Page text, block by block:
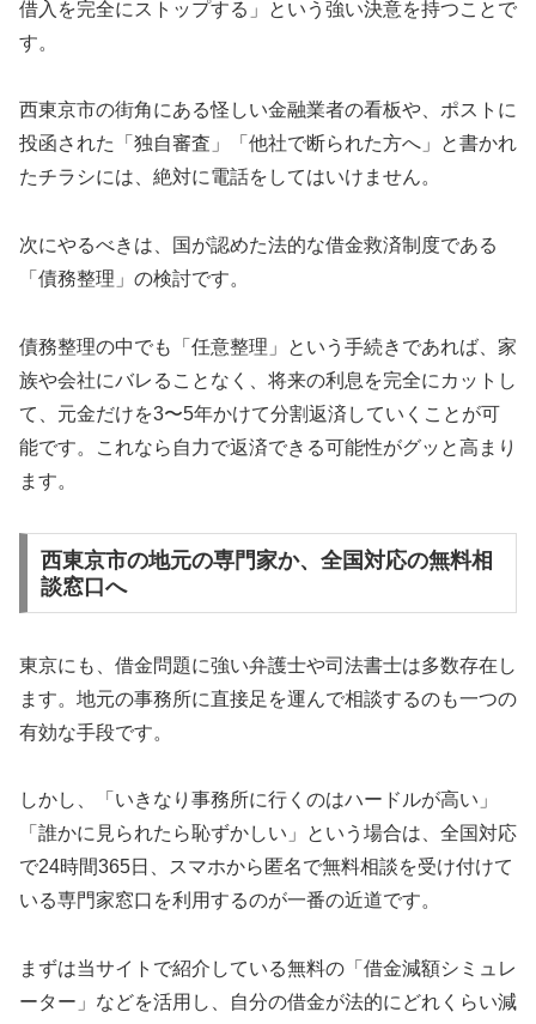
借入を完全にストップする」という強い決意を持つことで
す。
西東京市の街角にある怪しい金融業者の看板や、ポストに
投函された「独自審査」「他社で断られた方へ」と書かれ
たチラシには、絶対に電話をしてはいけません。
次にやるべきは、国が認めた法的な借金救済制度である
「債務整理」の検討です。
債務整理の中でも「任意整理」という手続きであれば、家
族や会社にバレることなく、将来の利息を完全にカットし
て、元金だけを3〜5年かけて分割返済していくことが可
能です。これなら自力で返済できる可能性がグッと高まり
ます。
西東京市の地元の専門家か、全国対応の無料相
談窓口へ
東京にも、借金問題に強い弁護士や司法書士は多数存在し
ます。地元の事務所に直接足を運んで相談するのも一つの
有効な手段です。
しかし、「いきなり事務所に行くのはハードルが高い」
「誰かに見られたら恥ずかしい」という場合は、全国対応
で24時間365日、スマホから匿名で無料相談を受け付けて
いる専門家窓口を利用するのが一番の近道です。
まずは当サイトで紹介している無料の「借金減額シミュレ
ーター」などを活用し、自分の借金が法的にどれくらい減